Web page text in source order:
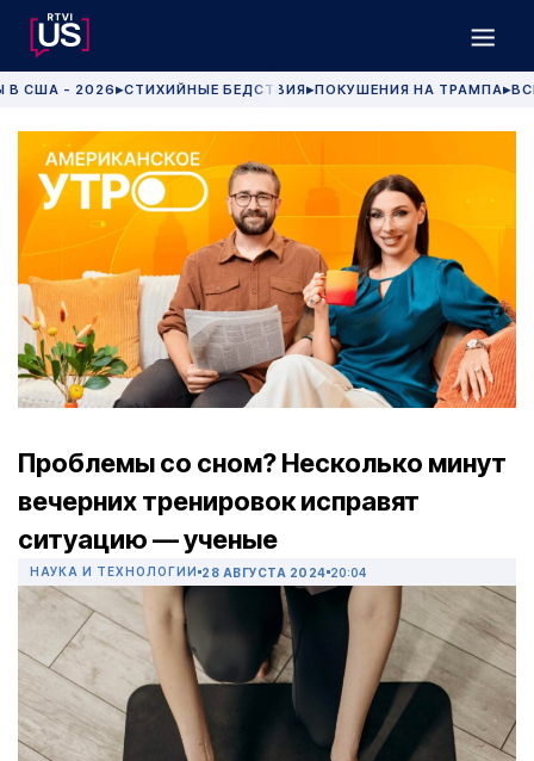
В США - 2026 ▶СТИХИЙНЫЕ БЕДСТВИЯ▶ПОКУШЕНИЯ НА ТРАМПА▶
Проблемы со сном? Несколько минут
вечерних тренировок исправят
ситуацию — ученые
НАУКА И ТЕХНОЛОГИИ 28 АВГУСТА 2024 20:04